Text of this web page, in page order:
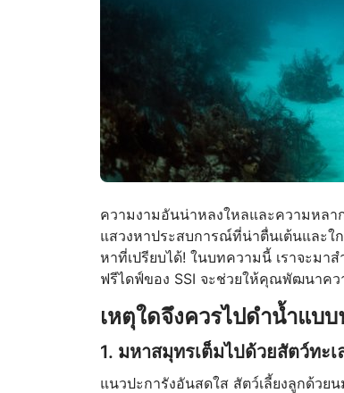
ความงามอันน่าหลงใหลและความหลา
แสวงหาประสบการณ์ที่น่าตื่นเต้นและใ
หาที่เปรียบได้! ในบทความนี้ เราจะมา
ฟรีไดฟ์ของ SSI จะช่วยให้คุณพัฒนาค
เหตุใดจึงควรไปดำน้ำแบ
1. มหาสมุทรเต็มไปด้วยสัตว์ทะ
แนวปะการังอันสดใส สัตว์เลี้ยงลูกด้ว